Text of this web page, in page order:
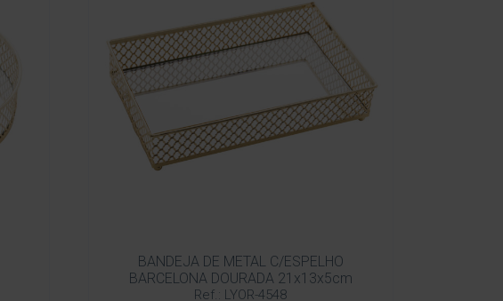
BANDEJA DE METAL C/ESPELHO
BARCELONA DOURADA 21x13x5cm
Ref.: LYOR-4548